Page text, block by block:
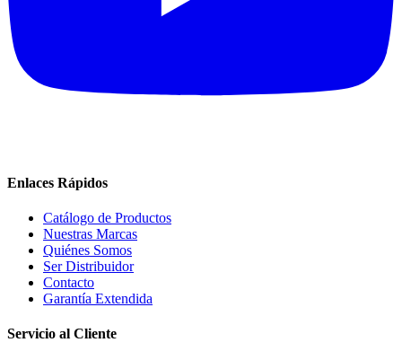
Enlaces Rápidos
Catálogo de Productos
Nuestras Marcas
Quiénes Somos
Ser Distribuidor
Contacto
Garantía Extendida
Servicio al Cliente